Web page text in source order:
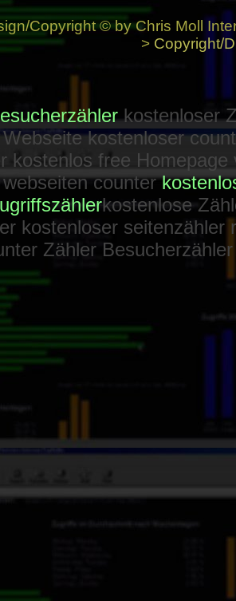
Copyright © by Chris Moll
> Copyright/
kostenloser
kostenloser
kostenlos free
counter
kostenlose
kostenloser
Zähler